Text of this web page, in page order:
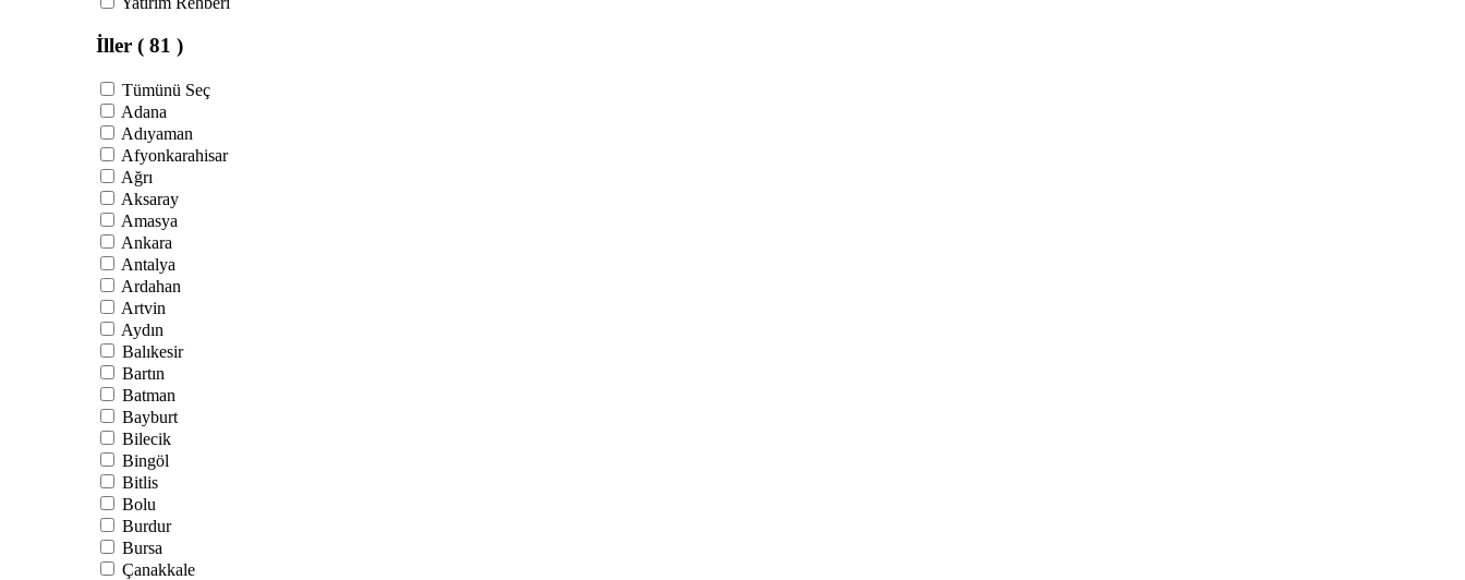
İller ( 81 )
Tümünü Seç
Adana
Adıyaman
Afyonkarahisar
Ağrı
Aksaray
Amasya
Ankara
Antalya
Ardahan
Artvin
Aydın
Balıkesir
Bartın
Batman
Bayburt
Bilecik
Bingöl
Bitlis
Bolu
Burdur
Bursa
Çanakkale